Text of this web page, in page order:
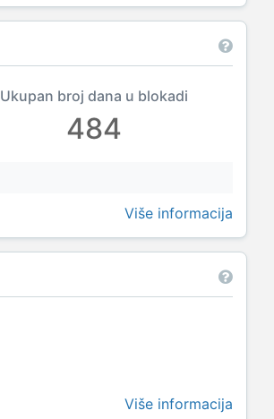
Ukupan broj dana u blokadi
484
Više informacija
Više informacija